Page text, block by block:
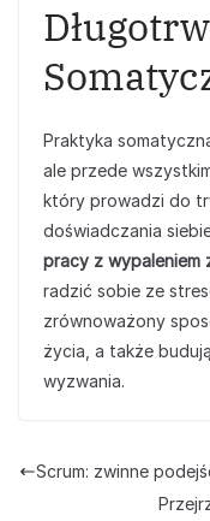
Praktyka
ale przede
który prowadzi do
doświadczania
pracy z wypaleniem
radzić sobie ze
zrównoważony
życia, a także
wyzwania.
Scrum: zwinne